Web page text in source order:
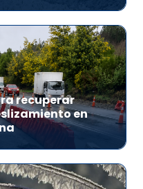
recuperar
en